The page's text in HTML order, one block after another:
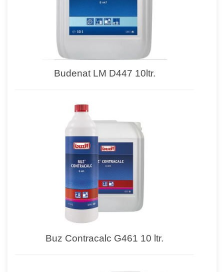
Budenat LM D447 10ltr.
Buz Contracalc G461 10 ltr.